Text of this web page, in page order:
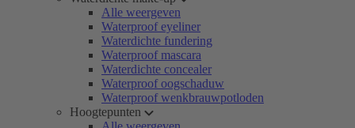
Alle weergeven
Waterproof eyeliner
Waterdichte fundering
Waterproof mascara
Waterdichte concealer
Waterproof oogschaduw
Waterproof wenkbrauwpotloden
Hoogtepunten